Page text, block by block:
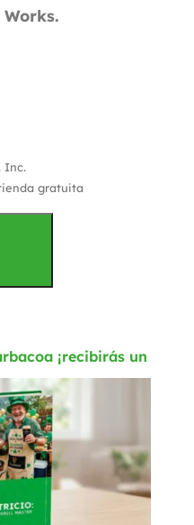
Inc.
gratuita
¡recibirás un